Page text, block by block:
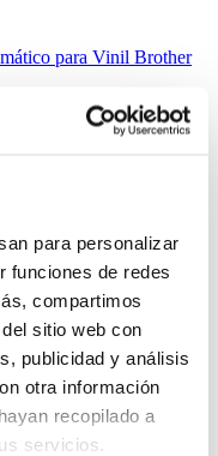
para personalizar
funciones de redes
compartimos
sitio web con
publicidad y análisis
otra información
recopilado a
servicios.
para Vinil Brother